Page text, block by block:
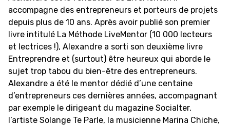
accompagne des entrepreneurs et porteurs de projets
depuis plus de 10 ans. Après avoir publié son premier
livre intitulé La Méthode LiveMentor (10 000 lecteurs
et lectrices !), Alexandre a sorti son deuxième livre
Entreprendre et (surtout) être heureux qui aborde le
sujet trop tabou du bien-être des entrepreneurs.
Alexandre a été le mentor dédié d’une centaine
d’entrepreneurs ces dernières années, accompagnant
par exemple le dirigeant du magazine Socialter,
l’artiste Solange Te Parle, la musicienne Marina Chiche,